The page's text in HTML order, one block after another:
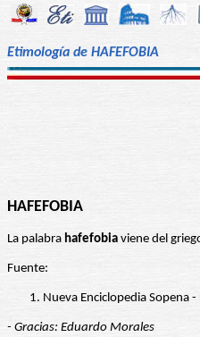
Etimología de HAFEFOBIA
HAFEFOBIA
La palabra hafefobia viene del
Fuente:
Nueva Enciclopedia Sopena
- Gracias: Eduardo Morales